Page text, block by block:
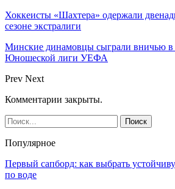
Хоккеисты «Шахтера» одержали
сезоне экстралиги
Минские динамовцы сыграли вничью в
Юношеской лиги УЕФА
Prev Next
Комментарии закрыты.
Популярное
Первый сапборд: как выбрать
по воде